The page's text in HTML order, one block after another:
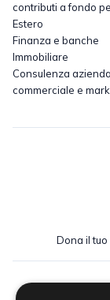
contributi a fondo
Estero
Finanza e banche
Immobiliare
Consulenza
commerciale e
Dona il